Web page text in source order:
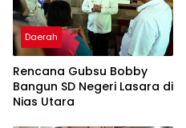
Daerah
Rencana Gubsu Bobby
Bangun SD Negeri Lasara di
Nias Utara